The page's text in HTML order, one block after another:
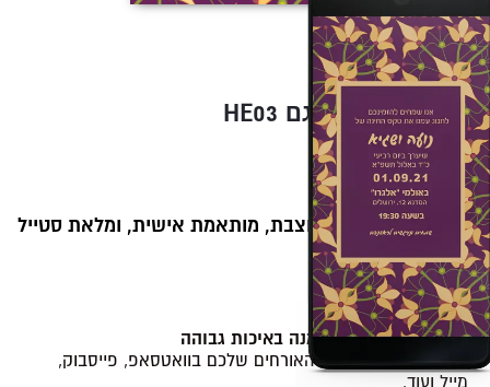
HE03 הזמנה לחינה דגם
סגנון מודרני
₪ 99
119
₪
הזמנה דיגיטלית מעוצבת, מותאמת אישית, ומלאת סטייל
💫.
ההזמנה כוללת:
קובץ תמונה של ההזמנה באיכות גבוהה
לשיתוף קל ומהיר עם האורחים שלכם בוואטסאפ, פייסבוק,
מייל ועוד.